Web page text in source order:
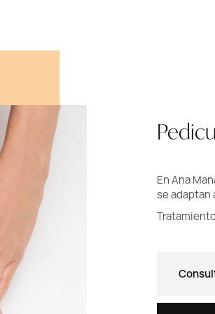
En Ana
se adaptan